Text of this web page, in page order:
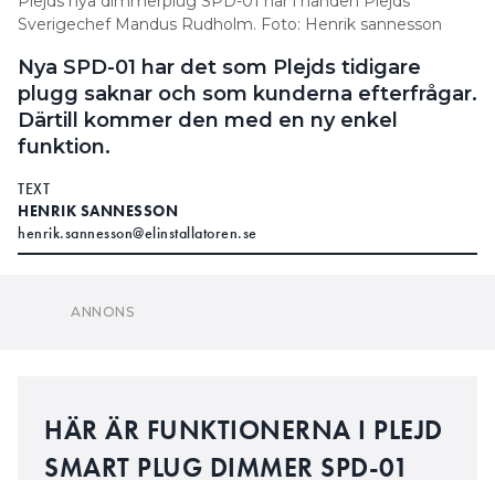
Sverigechef Mandus Rudholm. Foto: Henrik sannesson
Nya SPD-01 har det som Plejds tidigare
plugg saknar och som kunderna efterfrågar.
Därtill kommer den med en ny enkel
funktion.
TEXT
HENRIK SANNESSON
henrik.sannesson@elinstallatoren.se
Mått: Europlug 63x40x19 mm
Maxlast: 0-100 W, framkant 50 W
Ljuskällor: dimbara ljuskällor, ej lysrör /